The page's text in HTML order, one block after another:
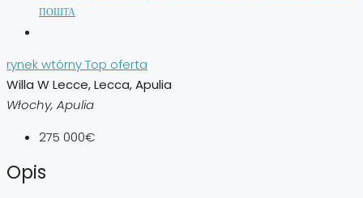
ПОШТА
rynek wtórnyTop oferta
Willa W Lecce, Lecca, Apulia
Włochy, Apulia
275 000€
Opis